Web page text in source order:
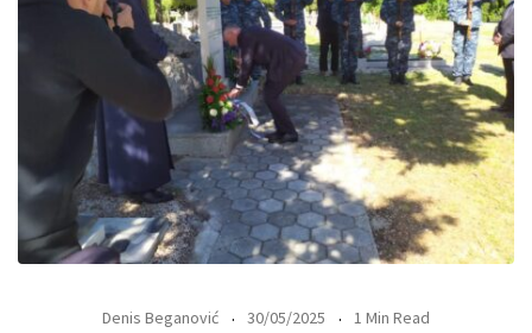
Denis Beganović 30/05/2025 1 Min Read